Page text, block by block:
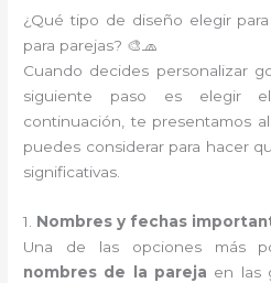
¿Qué tipo de diseño elegir
para parejas? 🎨🧢
Cuando decides personalizar
siguiente paso es elegir
continuación, te presentamos
puedes considerar para hacer
significativas.
1. Nombres y fechas
Una de las opciones más
nombres de la pareja en las